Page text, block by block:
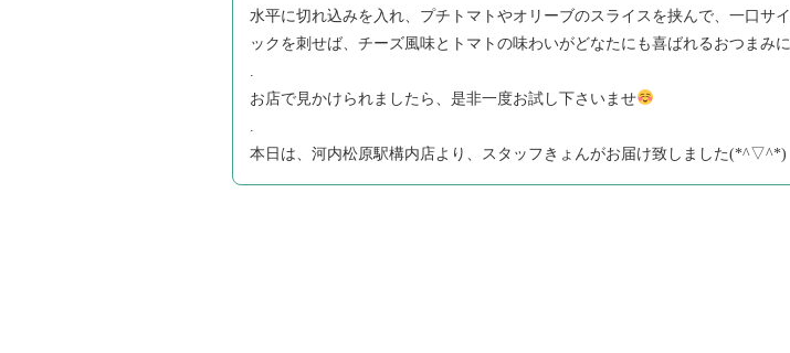
水平に切れ込みを入れ、プチトマトやオリーブのスライスを挟んで、一口サ
ックを刺せば、チーズ風味とトマトの味わいがどなたにも喜ばれるおつまみ
お店で見かけられましたら、是非一度お試し下さいませ
本日は、河内松原駅構内店より、スタッフきょんがお届け致しました(*^▽^*)